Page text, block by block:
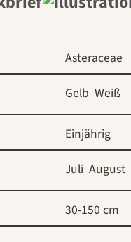
Asteraceae
Gelb Weiß
Einjährig
Juli August
30-150 cm